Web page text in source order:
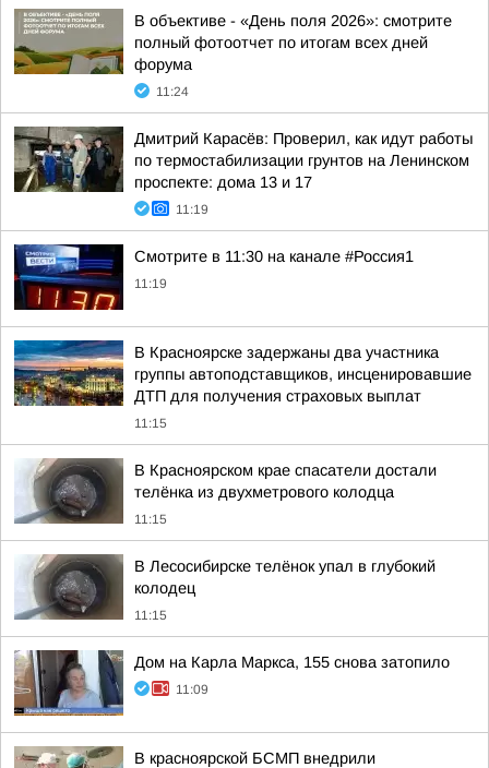
В объективе - «День поля 2026»: смотрите
полный фотоотчет по итогам всех дней
форума
11:24
Дмитрий Карасёв: Проверил, как идут работы
по термостабилизации грунтов на Ленинском
проспекте: дома 13 и 17
11:19
Смотрите в 11:30 на канале #Россия1
11:19
В Красноярске задержаны два участника
группы автоподставщиков, инсценировавшие
ДТП для получения страховых выплат
11:15
В Красноярском крае спасатели достали
телёнка из двухметрового колодца
11:15
В Лесосибирске телёнок упал в глубокий
колодец
11:15
Дом на Карла Маркса, 155 снова затопило
11:09
В красноярской БСМП внедрили